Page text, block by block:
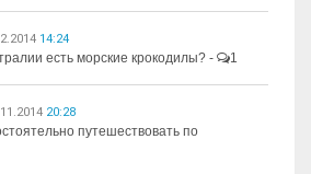
14:24
есть морские крокодилы? - 1
20:28
путешествовать по